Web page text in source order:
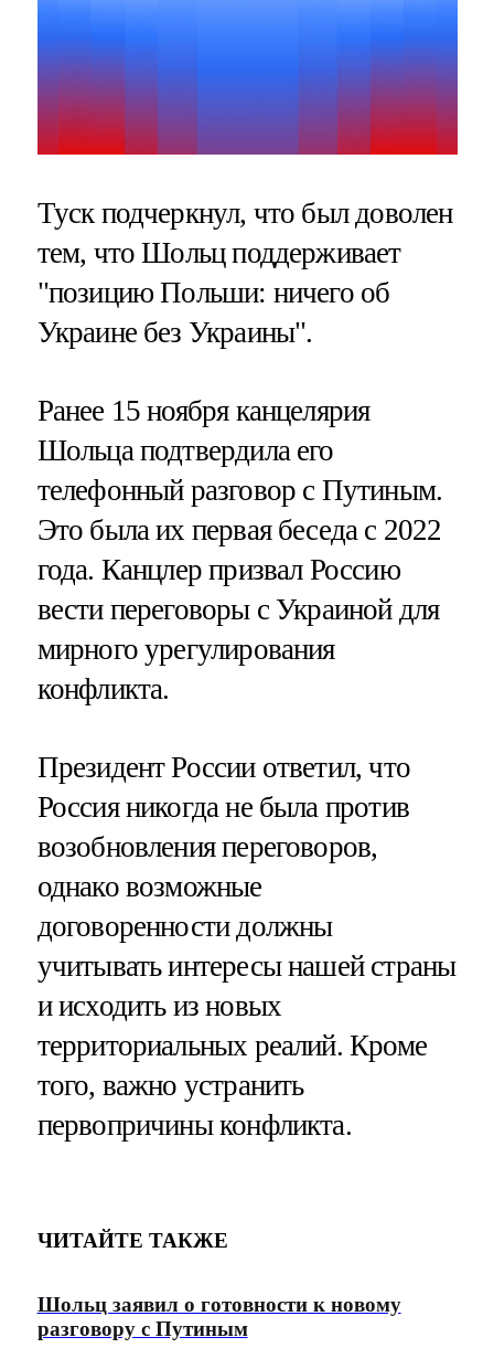
Туск подчеркнул, что был доволен
тем, что Шольц поддерживает
"позицию Польши: ничего об
Украине без Украины".
Ранее 15 ноября канцелярия
Шольца подтвердила его
телефонный разговор с Путиным.
Это была их первая беседа с 2022
года. Канцлер призвал Россию
вести переговоры с Украиной для
мирного урегулирования
конфликта.
Президент России ответил, что
Россия никогда не была против
возобновления переговоров,
однако возможные
договоренности должны
учитывать интересы нашей страны
и исходить из новых
территориальных реалий. Кроме
того, важно устранить
первопричины конфликта.
ЧИТАЙТЕ ТАКЖЕ
Шольц заявил о готовности к новому
разговору с Путиным